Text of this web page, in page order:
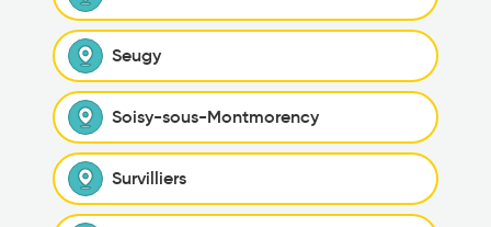
Seugy
Soisy-sous-Montmorency
Survilliers